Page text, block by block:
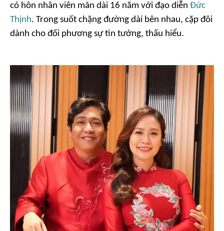
có hôn nhân viên mãn dài 16 năm với đạo diễn Đức
Thịnh. Trong suốt chặng đường dài bên nhau, cặp đôi
dành cho đối phương sự tin tưởng, thấu hiểu.